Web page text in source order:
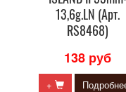
13,6g.LN (Арт.
RS8468)
138 руб
+